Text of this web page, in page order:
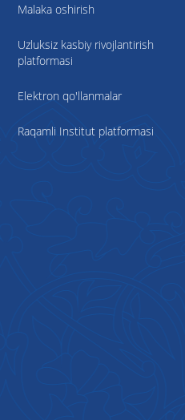
Malaka oshirish
Uzluksiz kasbiy rivojlantirish
platformasi
Elektron qo'llanmalar
Raqamli Institut platformasi